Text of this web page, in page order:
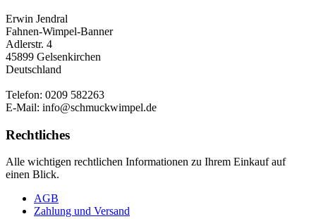
Erwin Jendral
Fahnen-Wimpel-Banner
Adlerstr. 4
45899 Gelsenkirchen
Deutschland
Telefon: 0209 582263
E-Mail: info@schmuckwimpel.de
Rechtliches
Alle wichtigen rechtlichen Informationen zu Ihrem Einkauf auf
einen Blick.
AGB
Zahlung und Versand